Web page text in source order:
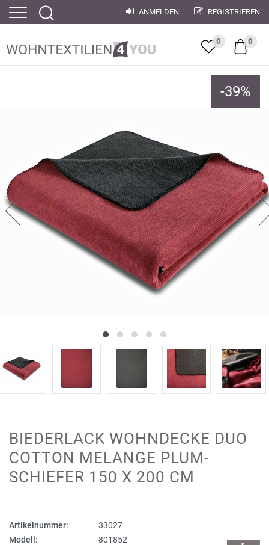
ANMELDEN REGISTRIEREN
0 0
-39%
BIEDERLACK WOHNDECKE DUO
COTTON MELANGE PLUM-
SCHIEFER 150 X 200 CM
Artikelnummer:
33027
Modell:
801852